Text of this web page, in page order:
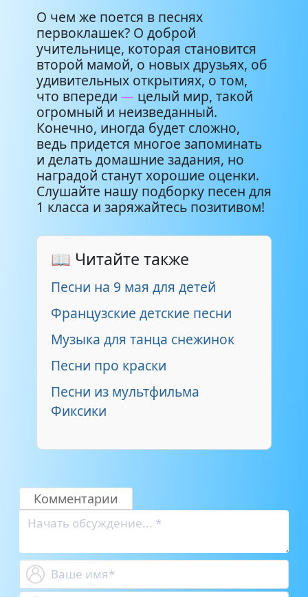
О чем же поется в песнях
первоклашек? О доброй
учительнице, которая становится
второй мамой, о новых друзьях, об
удивительных открытиях, о том,
что впереди — целый мир, такой
огромный и неизведанный.
Конечно, иногда будет сложно,
ведь придется многое запоминать
и делать домашние задания, но
наградой станут хорошие оценки.
Слушайте нашу подборку песен для
1 класса и заряжайтесь позитивом!
📖 Читайте также
Песни на 9 мая для детей
Французские детские песни
Музыка для танца снежинок
Песни про краски
Песни из мультфильма
Фиксики
Комментарии